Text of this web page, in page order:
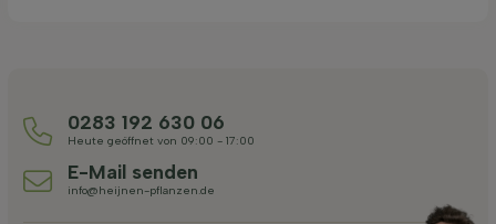
0283 192 630 06
Heute geöffnet von 09:00 - 17:00
E-Mail senden
info@heijnen-pflanzen.de